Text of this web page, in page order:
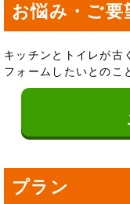
お悩み・ご要
キッチンとトイレが古
フォームしたいとのこ
プラン